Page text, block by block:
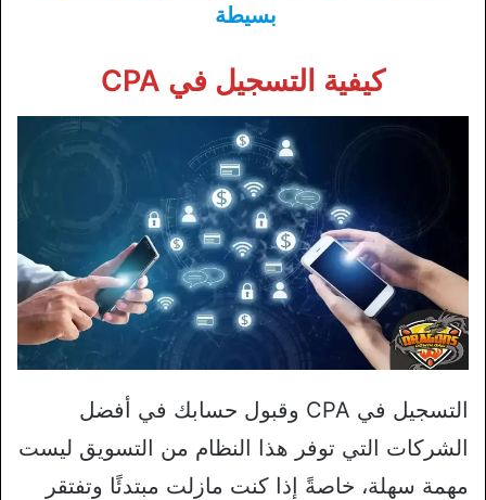
بسيطة
كيفية التسجيل في CPA
التسجيل في CPA وقبول حسابك في أفضل
الشركات التي توفر هذا النظام من التسويق ليست
مهمة سهلة، خاصةً إذا كنت مازلت مبتدئًا وتفتقر